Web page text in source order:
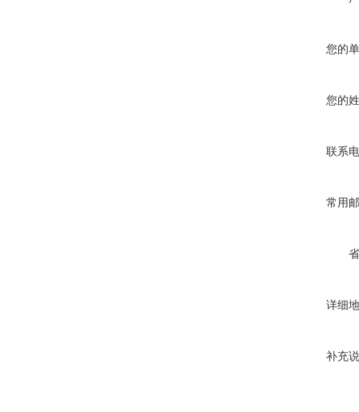
您的
您的
联系
常用
详细
补充